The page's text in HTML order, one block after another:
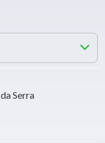
Serra